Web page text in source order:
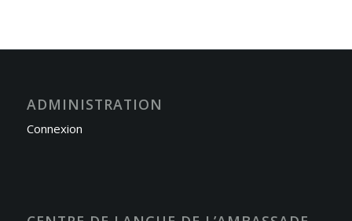
ADMINISTRATION
Connexion